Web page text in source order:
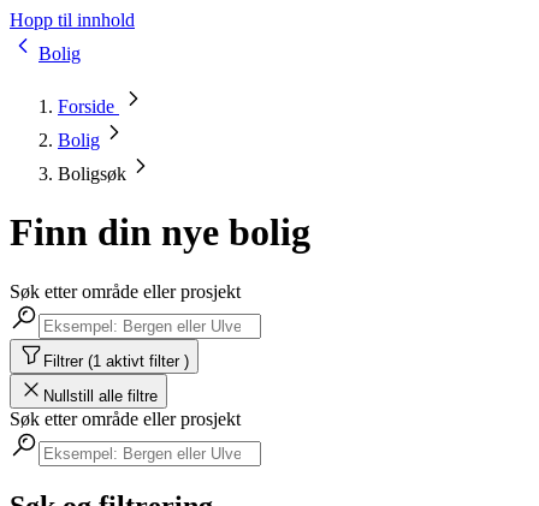
Hopp til innhold
Bolig
Forside
Bolig
Boligsøk
Finn din nye bolig
Søk etter område eller prosjekt
Filtrer (1 aktivt filter )
Nullstill alle filtre
Søk etter område eller prosjekt